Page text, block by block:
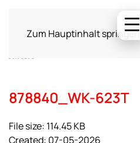
Zum Hauptinhalt springen
878840_WK-623T
File size: 114.45 KB
Created: 07-05-2026